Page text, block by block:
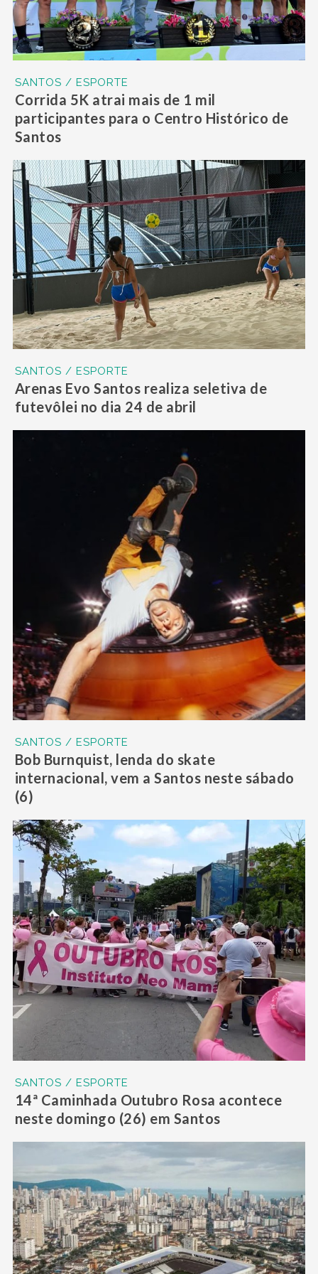
SANTOS / ESPORTE
Corrida 5K atrai mais de 1 mil
participantes para o Centro Histórico de
Santos
SANTOS / ESPORTE
Arenas Evo Santos realiza seletiva de
futevôlei no dia 24 de abril
SANTOS / ESPORTE
Bob Burnquist, lenda do skate
internacional, vem a Santos neste sábado
(6)
SANTOS / ESPORTE
14ª Caminhada Outubro Rosa acontece
neste domingo (26) em Santos